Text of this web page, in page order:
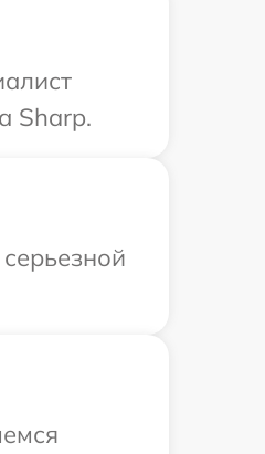
Sharp.